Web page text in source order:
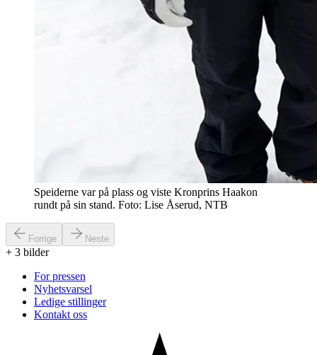
Speiderne var på plass og viste Kronprins Haakon
rundt på sin stand. Foto: Lise Åserud, NTB
Forrige Neste
+ 3 bilder
For pressen
Nyhetsvarsel
Ledige stillinger
Kontakt oss